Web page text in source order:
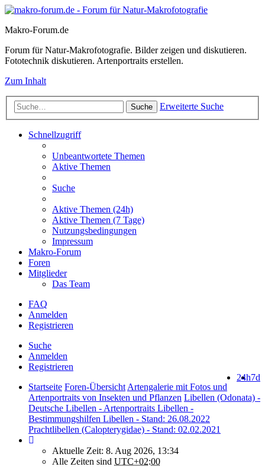
Makro-Forum.de
Forum für Natur-Makrofotografie. Bilder zeigen und diskutieren.
Fototechnik diskutieren. Artenportraits erstellen.
Zum Inhalt
Suche Erweiterte Suche
Schnellzugriff
Unbeantwortete Themen
Aktive Themen
Suche
Aktive Themen (24h)
Aktive Themen (7 Tage)
Nutzungsbedingungen
Impressum
Makro-Forum
Foren
Mitglieder
Das Team
FAQ
Anmelden
Registrieren
Suche
Anmelden
Registrieren
7d
24h
Startseite Foren-Übersicht Artengalerie mit Fotos und
Artenportraits von Insekten und Pflanzen Libellen (Odonata) -
Deutsche Libellen - Artenportraits Libellen -
Bestimmungshilfen Libellen - Stand: 26.08.2022
Prachtlibellen (Calopterygidae) - Stand: 02.02.2021
Aktuelle Zeit: 8. Aug 2026, 13:34
Alle Zeiten sind UTC+02:00